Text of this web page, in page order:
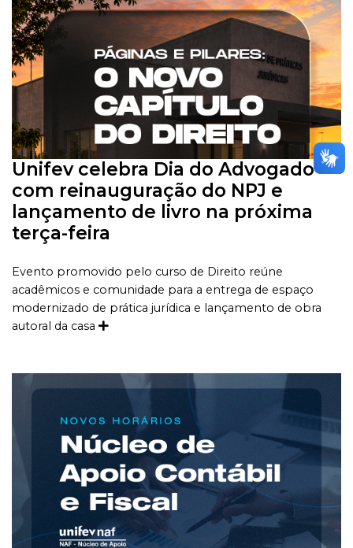
Unifev celebra Dia do Advogado
com reinauguração do NPJ e
lançamento de livro na próxima
terça-feira
Evento promovido pelo curso de Direito reúne
acadêmicos e comunidade para a entrega de espaço
modernizado de prática jurídica e lançamento de obra
autoral da casa